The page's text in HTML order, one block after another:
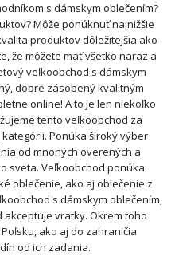
s dámskym oblečením?
Môže ponúknuť najnižšie
produktov dôležitejšia ako
že môžete mať všetko naraz a
veľkoobchod s dámskym
dobre zásobený kvalitným
online! A to je len niekoľko
tento veľkoobchod za
Ponúka široký výber
od mnohých overených a
sveta. Veľkoobchod ponúka
oblečenie, ako aj oblečenie z
s dámskym oblečením,
vratky. Okrem toho
ako aj do zahraničia
od ich zadania.